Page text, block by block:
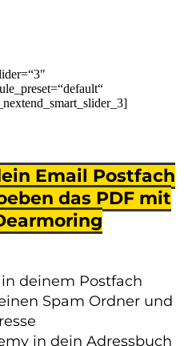
Email Postfach
das PDF mit
deinem Postfach
Spam Ordner und
in dein Adressbuch